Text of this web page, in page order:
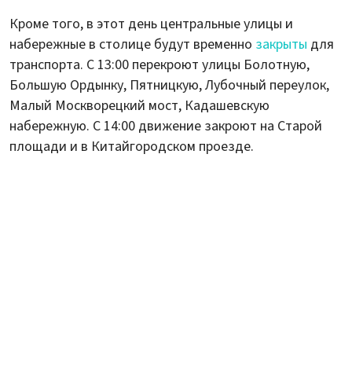
Кроме того, в этот день центральные улицы и
набережные в столице будут временно закрыты для
транспорта. С 13:00 перекроют улицы Болотную,
Большую Ордынку, Пятницкую, Лубочный переулок,
Малый Москворецкий мост, Кадашевскую
набережную. С 14:00 движение закроют на Старой
площади и в Китайгородском проезде.